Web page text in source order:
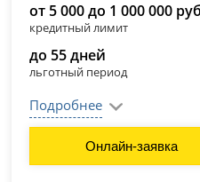
от 5 000 до 1 000 000
кредитный лимит
до 55 дней
льготный период
Подробнее
Онлайн-заявка